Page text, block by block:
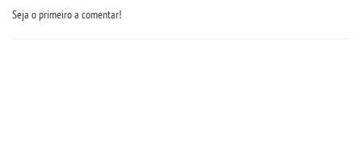
Seja o primeiro a comentar!